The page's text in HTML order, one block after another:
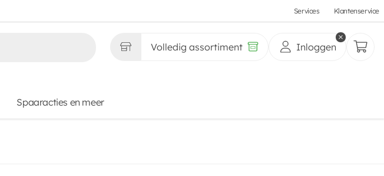
Services Klantenservice
Volledig assortiment Inloggen
Spaaracties en meer